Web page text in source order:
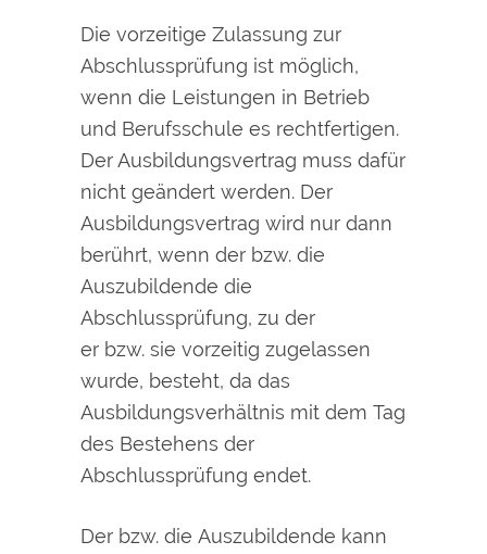
Die vorzeitige Zulassung zur
Abschlussprüfung ist möglich,
wenn die Leistungen in Betrieb
und Berufsschule es rechtfertigen.
Der Ausbildungsvertrag muss dafür
nicht geändert werden. Der
Ausbildungsvertrag wird nur dann
berührt, wenn der bzw. die
Auszubildende die
Abschlussprüfung, zu der
er bzw. sie vorzeitig zugelassen
wurde, besteht, da das
Ausbildungsverhältnis mit dem Tag
des Bestehens der
Abschlussprüfung endet.
Der bzw. die Auszubildende kann